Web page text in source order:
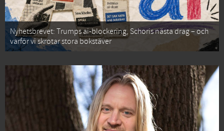
Nyhetsbrevet: Trumps ai-blockering, Schoris nästa drag – och
varför vi skrotar stora bokstäver